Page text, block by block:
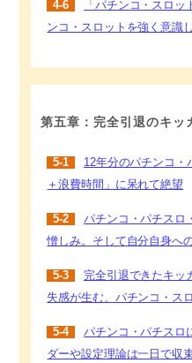
4-6
「パチンコ・スロ
ンコ・スロットを強く意識
第五章：完全引退のキッ
5-1
12年分のパチンコ・
＋浪費時間」に呆れて絶望
5-2
パチンコ・パチスロ
憎しみ。そして自分自身へ
5-3
完全引退できたキッ
失感が生む、パチンコ・ス
5-4
パチンコ・パチスロ
ダーや設定理論は一日で収